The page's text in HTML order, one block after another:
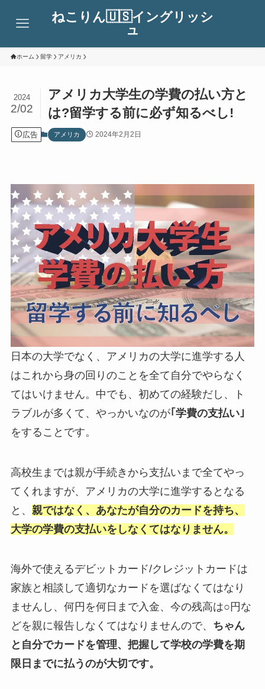
ねこりん🇺🇸イングリッシ
ュ
ホーム 留学 アメリカ
アメリカ大学生の学費の払い方と
は?留学する前に必ず知るべし!
2024
2/02
広告 アメリカ 2024年2月2日
日本の大学でなく、アメリカの大学に進学する人
はこれから身の回りのことを全て自分でやらなく
てはいけません。中でも、 初めての経験だし、ト
ラブルが多くて、やっかいなのが｢学費の支払い｣
をすることです。
高校生までは親が手続きから支払いまで全てやっ
てくれますが、アメリカの大学に進学するとなる
と、 親ではなく、あなたが自分のカードを持ち、
大学の学費の支払いをしなくてはなりません。
海外で使えるデビットカード/クレジットカードは
家族と相談して適切なカードを選ばなくてはなり
ませんし、何円を何日まで入金、今の残高は○円な
どを親に報告しなくてはなりませんので、 ちゃん
と自分でカードを管理、把握して学校の学費を期
限日までに払うのが大切です。